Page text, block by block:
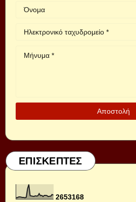
ΕΠΙΣΚΕΠΤΕΣ
2653168